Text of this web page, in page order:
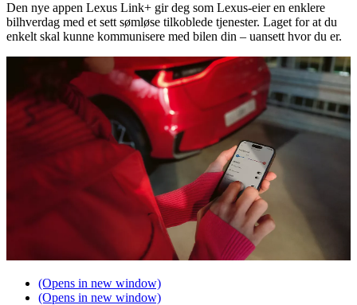
Den nye appen Lexus Link+ gir deg som Lexus-eier en enklere
bilhverdag med et sett sømløse tilkoblede tjenester. Laget for at du
enkelt skal kunne kommunisere med bilen din – uansett hvor du er.
(Opens in new window)
(Opens in new window)